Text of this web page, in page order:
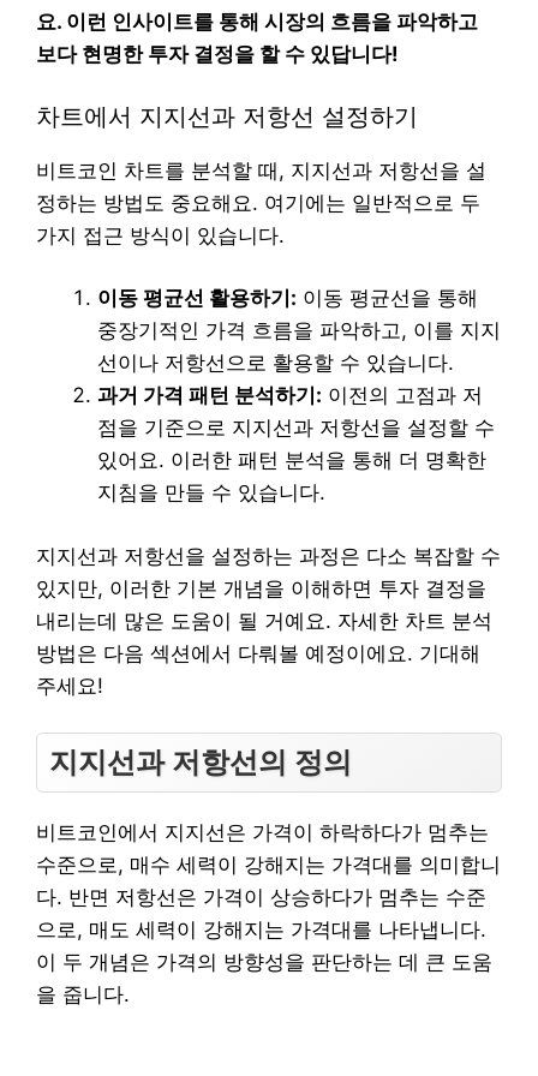
요. 이런 인사이트를 통해 시장의 흐름을 파악하고
보다 현명한 투자 결정을 할 수 있답니다!
차트에서 지지선과 저항선 설정하기
비트코인 차트를 분석할 때, 지지선과 저항선을 설
정하는 방법도 중요해요. 여기에는 일반적으로 두
가지 접근 방식이 있습니다.
이동 평균선 활용하기: 이동 평균선을 통해
중장기적인 가격 흐름을 파악하고, 이를 지지
선이나 저항선으로 활용할 수 있습니다.
과거 가격 패턴 분석하기: 이전의 고점과 저
점을 기준으로 지지선과 저항선을 설정할 수
있어요. 이러한 패턴 분석을 통해 더 명확한
지침을 만들 수 있습니다.
지지선과 저항선을 설정하는 과정은 다소 복잡할 수
있지만, 이러한 기본 개념을 이해하면 투자 결정을
내리는데 많은 도움이 될 거예요. 자세한 차트 분석
방법은 다음 섹션에서 다뤄볼 예정이에요. 기대해
주세요!
지지선과 저항선의 정의
비트코인에서 지지선은 가격이 하락하다가 멈추는
수준으로, 매수 세력이 강해지는 가격대를 의미합니
다. 반면 저항선은 가격이 상승하다가 멈추는 수준
으로, 매도 세력이 강해지는 가격대를 나타냅니다.
이 두 개념은 가격의 방향성을 판단하는 데 큰 도움
을 줍니다.